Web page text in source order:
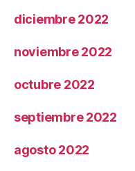
diciembre 2022
noviembre 2022
octubre 2022
septiembre 2022
agosto 2022